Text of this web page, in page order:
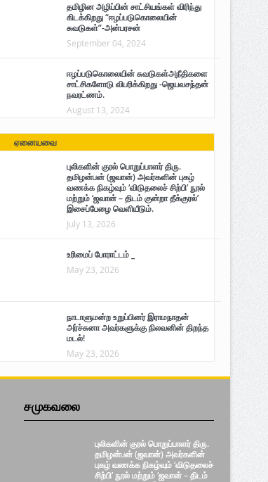
தமிழின அழிப்பின் சாட்சியங்கள் விரிந்து
கிடக்கிறது “ஈழப்படுகொலையின்
சுவடுகள்”-அன்பரசன்
September 04, 2024
ஈழப்படுகொலையின் சுவடுகள்அநீதிகளை
சாட்சிகளோடு விபரிக்கிறது -ஜெயவசந்தன்
நவரட்ணம்.
August 13, 2024
ஏனையவை
புலிகளின் குரல் பொறுப்பாளர் திரு.
தமிழன்பன் (ஜவான்) அவர்களின் புகழ்
வணக்க நிகழ்வும் ‘விடுதலைச் சிற்பி’ நூல்
மற்றும் ‘ஜவான் – திடம் குன்றா தீக்குரல்’
இசைப்பேழை வெளியீடும்.
July 13, 2026
உரிமைப் போராட்டம் _
May 23, 2026
நாடாளுமன்ற உறுப்பினர் இராமநாதன்
அர்ச்சுனா அவர்களுக்கு நிலவனின் திறந்த
மடல்!
May 23, 2026
சமுகவலை
புலிகளின் குரல் பொறுப்பாளர் திரு.
தமிழன்பன் (ஜவான்) அவர்களின்
புகழ் வணக்க நிகழ்வும் ‘விடுதலைச்
சிற்பி’ நூல் மற்றும் ‘ஜவான் – திடம்